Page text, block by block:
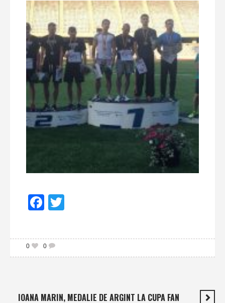
Facebook
0
0
IOANA MARIN, MEDALIE DE ARGINT LA CUPA FAN